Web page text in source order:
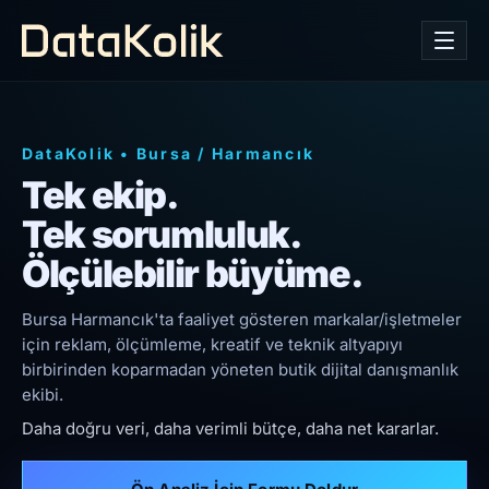
DataKolik • Bursa / Harmancık
Tek ekip.
Tek sorumluluk.
Ölçülebilir büyüme.
Bursa Harmancık'ta faaliyet gösteren markalar/işletmeler
için reklam, ölçümleme, kreatif ve teknik altyapıyı
birbirinden koparmadan yöneten butik dijital danışmanlık
ekibi.
Daha doğru veri, daha verimli bütçe, daha net kararlar.